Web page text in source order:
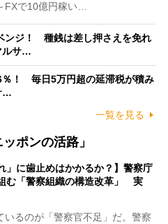
FXで10億円稼い…
ンジ！ 種銭は差し押さえを免れ
ルサ…
％！ 毎日5万円超の延滞税が積み
…
一覧を見る
ポンの活路」
」に歯止めはかかるか？】警察庁
む「警察組織の構造改革」 実
るのが「警察官不足」だ。警察